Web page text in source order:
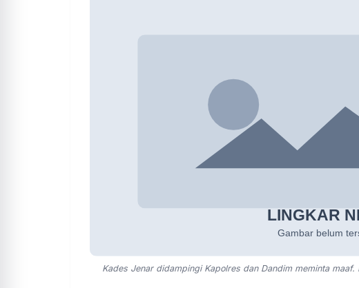
Kades Jenar didampingi Kapolres dan Dandim meminta